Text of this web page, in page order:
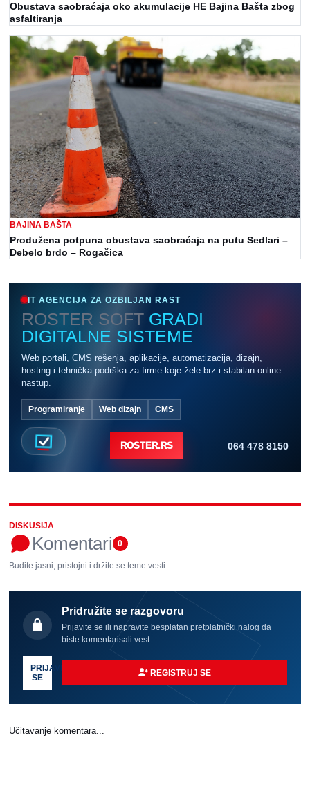
Obustava saobraćaja oko akumulacije HE Bajina Bašta zbog
asfaltiranja
BAJINA BAŠTA
Produžena potpuna obustava saobraćaja na putu Sedlari –
Debelo brdo – Rogačica
IT AGENCIJA ZA OZBILJAN RAST
ROSTER SOFT GRADI
DIGITALNE SISTEME
Web portali, CMS rešenja, aplikacije, automatizacija, dizajn,
hosting i tehnička podrška za firme koje žele brz i stabilan online
nastup.
Programiranje Web dizajn CMS
ROSTER.RS 064 478 8150
DISKUSIJA
Komentari 0
Budite jasni, pristojni i držite se teme vesti.
Pridružite se razgovoru
Prijavite se ili napravite besplatan pretplatnički nalog da
biste komentarisali vest.
PRIJAVI
SE
REGISTRUJ SE
Učitavanje komentara...